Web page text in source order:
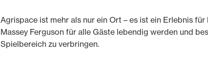
Agrispace ist mehr als nur ein Ort – es ist ein Erlebnis
Massey Ferguson für alle Gäste lebendig werden und
Spielbereich zu verbringen.